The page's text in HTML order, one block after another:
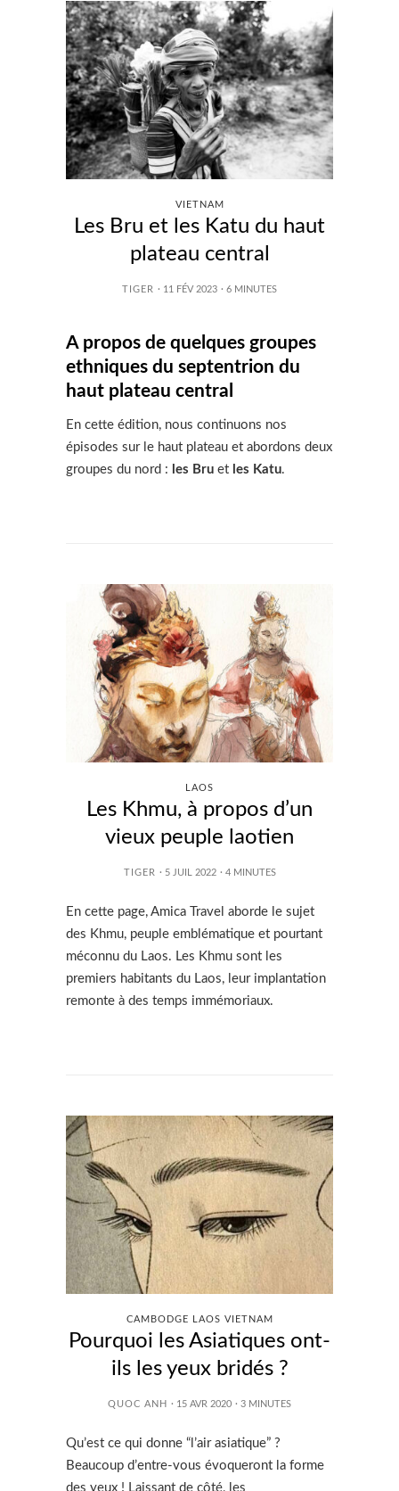
VIETNAM
Les Bru et les Katu du haut
plateau central
TIGER · 11 FÉV 2023 · 6 MINUTES
A propos de quelques groupes
ethniques du septentrion du
haut plateau central
En cette édition, nous continuons nos
épisodes sur le haut plateau et abordons deux
groupes du nord : les Bru et les Katu.
LAOS
Les Khmu, à propos d’un
vieux peuple laotien
TIGER · 5 JUIL 2022 · 4 MINUTES
En cette page, Amica Travel aborde le sujet
des Khmu, peuple emblématique et pourtant
méconnu du Laos. Les Khmu sont les
premiers habitants du Laos, leur implantation
remonte à des temps immémoriaux.
CAMBODGE LAOS VIETNAM
Pourquoi les Asiatiques ont-
ils les yeux bridés ?
QUOC ANH · 15 AVR 2020 · 3 MINUTES
Qu’est ce qui donne “l’air asiatique” ?
Beaucoup d’entre-vous évoqueront la forme
des yeux ! Laissant de côté, les